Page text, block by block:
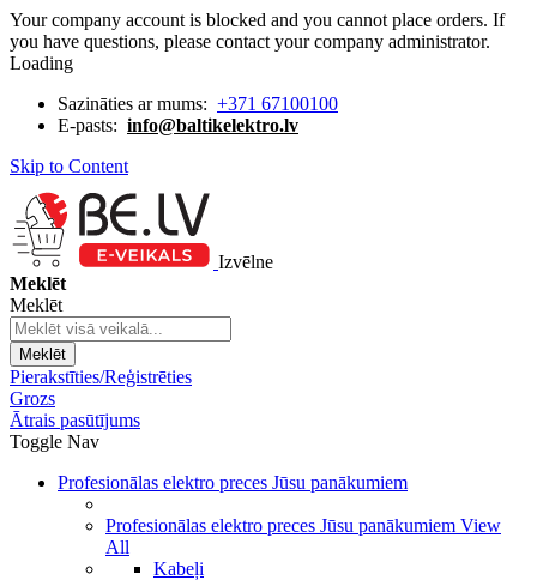
Your company account is blocked and you cannot place orders. If
you have questions, please contact your company administrator.
Loading
Sazināties ar mums: +371 67100100
E-pasts: info@baltikelektro.lv
Skip to Content
Izvēlne
Meklēt
Meklēt
Meklēt
Pierakstīties/Reģistrēties
Grozs
Ātrais pasūtījums
Toggle Nav
Profesionālas elektro preces Jūsu panākumiem
Profesionālas elektro preces Jūsu panākumiem View
All
Kabeļi